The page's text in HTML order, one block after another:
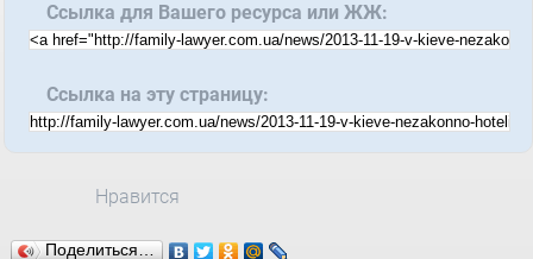
Ссылка для Вашего ресурса или ЖЖ:
Ссылка на эту страницу:
Нравится
Поделиться…